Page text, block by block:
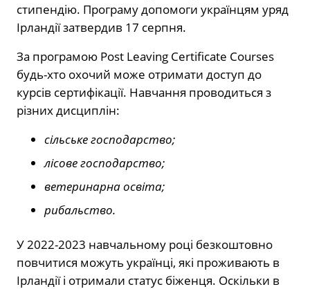
стипендію. Програму допомоги українцям уряд
Ірландії затвердив 17 серпня.
За програмою Post Leaving Certificate Courses
будь-хто охочий може отримати доступ до
курсів сертифікації. Навчання проводиться з
різних дисциплін:
сільське господарство;
лісове господарство;
ветеринарна освіта;
рибальство.
У 2022-2023 навчальному році безкоштовно
повчитися можуть українці, які проживають в
Ірландії і отримали статус біженця. Оскільки в